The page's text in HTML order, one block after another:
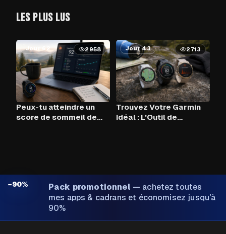
LES PLUS LUS
Jour 62 2958
Peux-tu atteindre un
score de sommeil de
Jour 43 2713
Trouvez Votre Garmin
Idéal : L'Outil de
−90% Pack promotionnel — achetez toutes
mes apps & cadrans et économisez jusqu'à
90%